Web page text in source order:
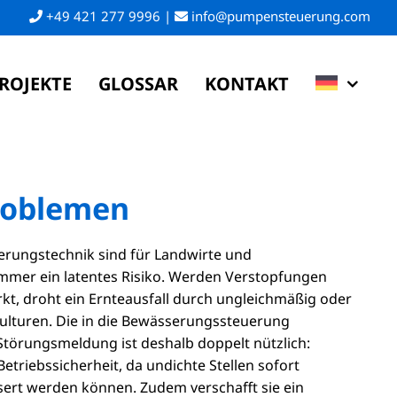
+49 421 277 9996 | info@pumpensteuerung.com
GLOSSAR KONTAKT
sind für Landwirte und
ein latentes Risiko. Werden Verstopfungen
droht ein Ernteausfall durch ungleichmäßig oder
Die in die Bewässerungssteuerung
ist deshalb doppelt nützlich:
da undichte Stellen sofort
werden können. Zudem verschafft sie ein